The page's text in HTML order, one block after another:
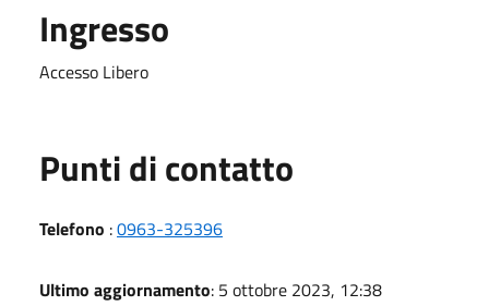
Ingresso
Accesso Libero
Punti di contatto
Telefono :0963-325396
Ultimo aggiornamento: 5 ottobre 2023, 12:38